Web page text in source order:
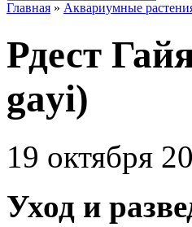
Главная » Аквариумные
Рдест
gayi)
19 октября
Уход и